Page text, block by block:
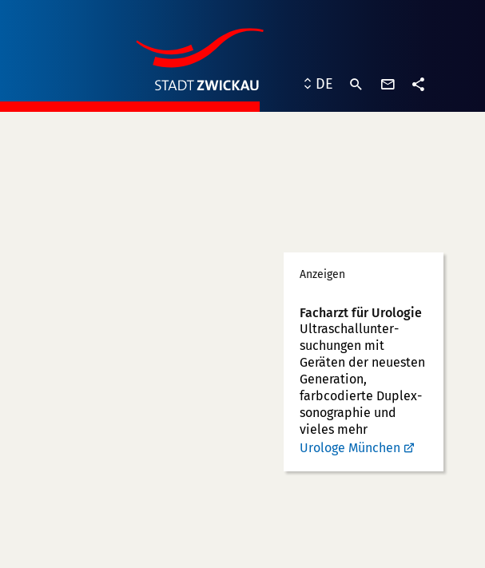
DE
Werbung
Anzeigen
Facharzt für Urologie
Ultraschallunter­
suchungen mit
Geräten der neuesten
Generation,
farbcodierte Duplex­
sonographie und
vieles mehr
Urologe München